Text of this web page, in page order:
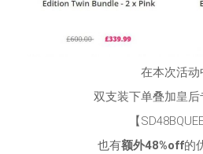
在本次活动
双支装下单叠加皇
【
也有额外48%off的